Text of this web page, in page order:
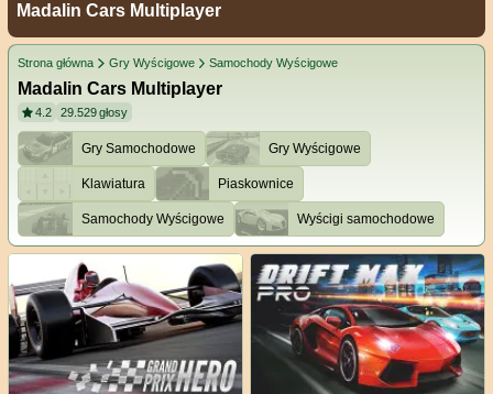
Madalin Cars Multiplayer
Strona główna Gry Wyścigowe Samochody Wyścigowe
Madalin Cars Multiplayer
4.2 29.529głosy
Gry Samochodowe Gry Wyścigowe
Klawiatura Piaskownice
Samochody Wyścigowe Wyścigi samochodowe